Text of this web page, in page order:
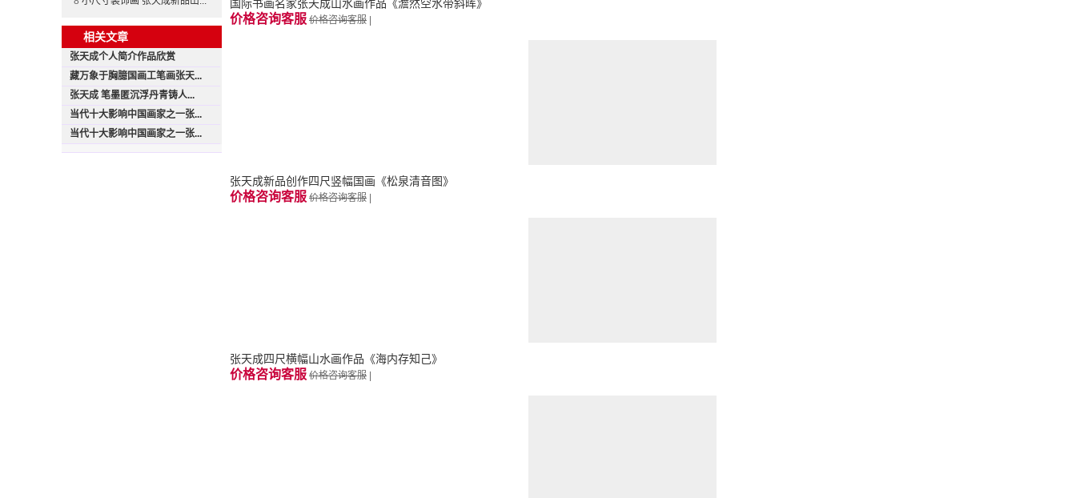
相关文章
张天成个人简介作品欣赏
藏万象于胸臆国画工笔画张天...
张天成 笔墨匿沉浮丹青铸人...
当代十大影响中国画家之一张...
当代十大影响中国画家之一张...
国际书画名家张天成山水画作品《澹然空水带斜晖》
价格咨询客服 价格咨询客服
张天成新品创作四尺竖幅国画《松泉清音图》
价格咨询客服 价格咨询客服
张天成四尺横幅山水画作品《海内存知己》
价格咨询客服 价格咨询客服